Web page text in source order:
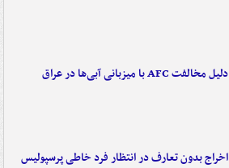
دلیل مخالفت AFC با میزبانی آبی‌ها در عراق
اخراج بدون تعارف در انتظار فرد خاطی پرسپولیس